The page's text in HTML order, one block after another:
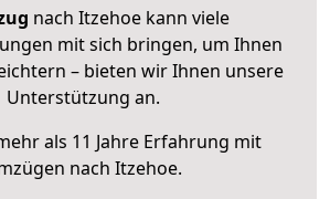
nach Itzehoe kann viele
mit sich bringen, um Ihnen
– bieten wir Ihnen unsere
Unterstützung an.
als 11 Jahre Erfahrung mit
nach Itzehoe.